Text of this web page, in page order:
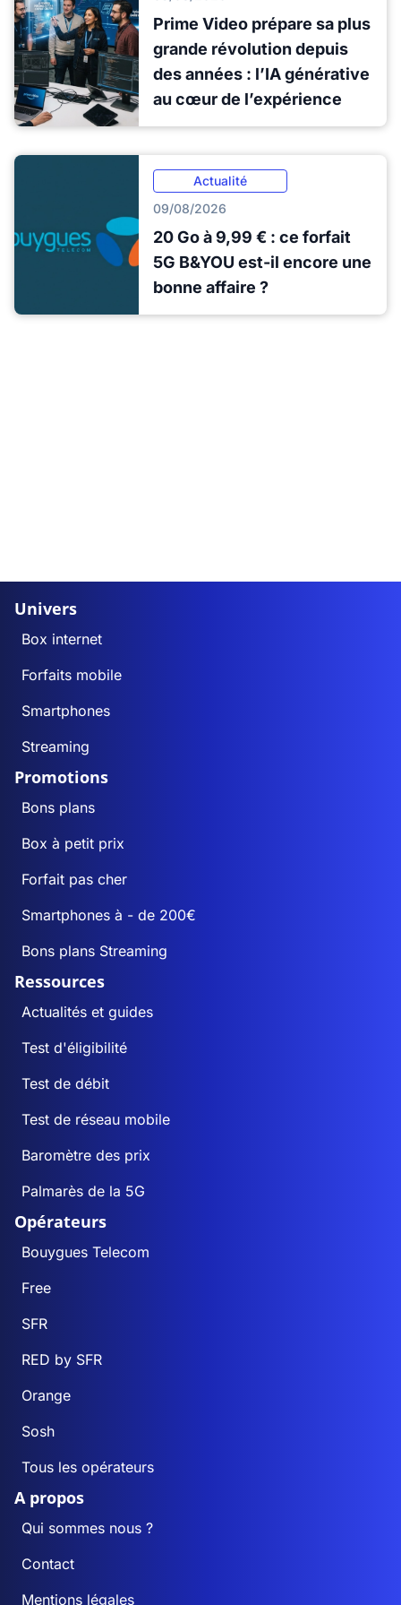
Prime Video prépare sa plus
grande révolution depuis
des années : l’IA générative
au cœur de l’expérience
Actualité
09/08/2026
20 Go à 9,99 € : ce forfait
5G B&YOU est-il encore une
bonne affaire ?
Univers
Box internet
Forfaits mobile
Smartphones
Streaming
Promotions
Bons plans
Box à petit prix
Forfait pas cher
Smartphones à - de 200€
Bons plans Streaming
Ressources
Actualités et guides
Test d'éligibilité
Test de débit
Test de réseau mobile
Baromètre des prix
Palmarès de la 5G
Opérateurs
Bouygues Telecom
Free
SFR
RED by SFR
Orange
Sosh
Tous les opérateurs
A propos
Qui sommes nous ?
Contact
Mentions légales